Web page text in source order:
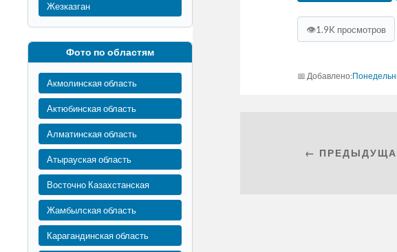
Жезказган
Фото по областям
Акмолинская область
Актюбинская область
Алматинская область
Атырауская область
Восточно Казахстанская
Жамбылская область
Карагандинская область
👁1.9K просмотров
←